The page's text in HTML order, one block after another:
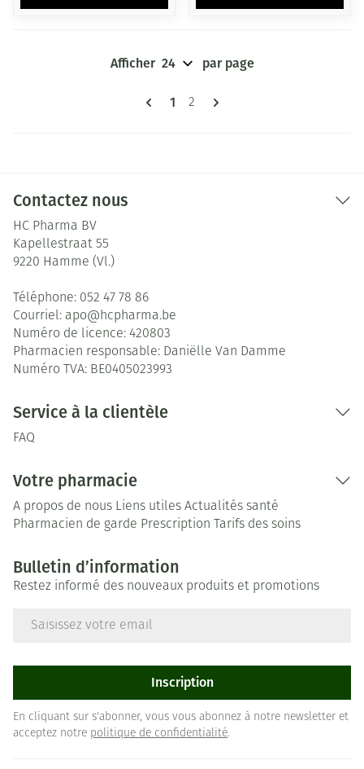
Pages
Vous lisez actuellement la page
1 Page
2
Afficher par page
Contactez nous
HC Pharma BV
Kapellestraat 55
9220 Hamme (Vl.)
Téléphone: 052 47 78 86
Courriel: apo@hcpharma.be
Numéro de licence: 420803
Pharmacien responsable: Daniëlle Van Damme
Numéro TVA: BE0405023993
Service à la clientèle
FAQ
Votre pharmacie
A propos de nous Liens utiles Actualités santé
Pharmacien de garde Prescription Tarifs des soins
Bulletin d’information
Restez informé des nouveaux produits et promotions
Inscription
En cliquant sur s'abonner, vous vous abonnez à notre newsletter et
acceptez notre politique de confidentialité.